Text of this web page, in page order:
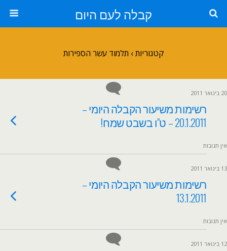
קבלה לעם היום
קטגוריות › תלמוד עשר הספירות
20 בינואר 2011
רשימות משיעור הקבלה היומי –
20.1.2011 – ט"ו בשבט שמח!
אין תגובות
13 בינואר 2011
רשימות משיעור הקבלה היומי –
13.1.2011
אין תגובות
12 בינואר 2011